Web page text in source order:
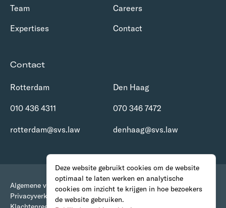
Deze website gebruikt cookies om de website
optimaal te laten werken en analytische
cookies om inzicht te krijgen in hoe bezoekers
de website gebruiken.
Team
Careers
Expertises
Contact
Contact
Rotterdam
010 436 4311
rotterdam@svs.law
Den Haag
070 346 7472
denhaag@svs.law
Algemene voorwaarden
Privacyverklaring